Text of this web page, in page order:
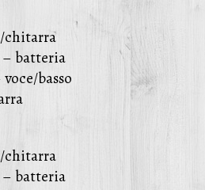
chitarra
– batteria
basso
chitarra
– batteria